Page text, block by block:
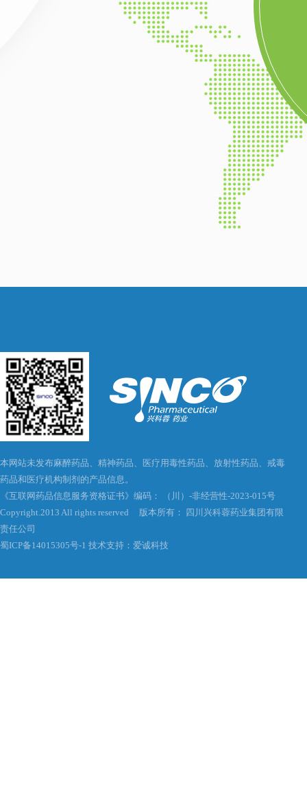
本网站未发布麻醉药品、精神药品、医疗用毒性药品、放射性药品、戒毒
药品和医疗机构制剂的产品信息。
《互联网药品信息服务资格证书》编码： （川）-非经营性-2023-015号
Copyright.2013 All rights reserved 版本所有： 四川兴科蓉药业集团有限
责任公司
蜀ICP备14015305号-1 技术支持：爱诚科技